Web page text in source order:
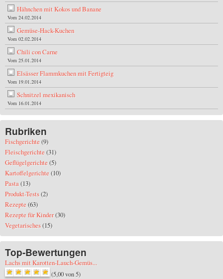
Hähnchen mit Kokos und Banane
Vom 24.02.2014
Gemüse-Hack-Kuchen
Vom 02.02.2014
Chili con Carne
Vom 25.01.2014
Elsässer Flammkuchen mit Fertigteig
Vom 19.01.2014
Schnitzel mexikanisch
Vom 16.01.2014
Rubriken
Fischgerichte(9)
Fleischgerichte(31)
Geflügelgerichte(5)
Kartoffelgerichte(10)
Pasta (13)
Produkt-Tests(2)
Rezepte(63)
Rezepte für Kinder(30)
Vegetarisches(15)
Top-Bewertungen
Lachs mit Karotten-Lauch-Gemüs...
(5,00 von 5)